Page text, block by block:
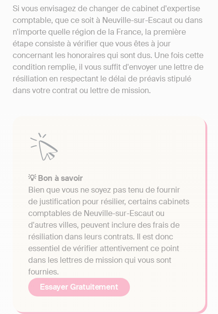
Si vous envisagez de changer de cabinet d'expertise
comptable, que ce soit à Neuville-sur-Escaut ou dans
n'importe quelle région de la France, la première
étape consiste à vérifier que vous êtes à jour
concernant les honoraires qui sont dus. Une fois cette
condition remplie, il vous suffit d'envoyer une lettre de
résiliation en respectant le délai de préavis stipulé
dans votre contrat ou lettre de mission.
💡 Bon à savoir
Bien que vous ne soyez pas tenu de fournir
de justification pour résilier, certains cabinets
comptables de Neuville-sur-Escaut ou
d'autres villes, peuvent inclure des frais de
résiliation dans leurs contrats. Il est donc
essentiel de vérifier attentivement ce point
dans les lettres de mission qui vous sont
fournies.
Essayer Gratuitement